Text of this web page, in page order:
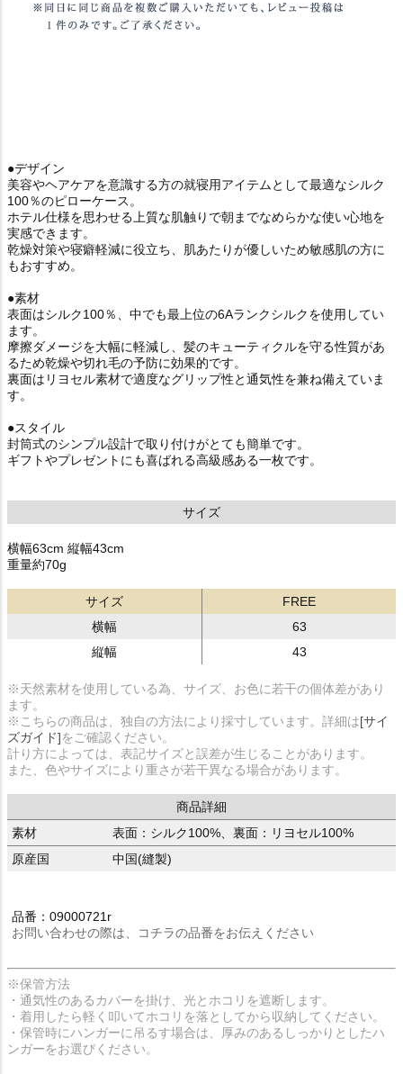
●デザイン
美容やヘアケアを意識する方の就寝用アイテムとして最適なシルク
100％のピローケース。
ホテル仕様を思わせる上質な肌触りで朝までなめらかな使い心地を
実感できます。
乾燥対策や寝癖軽減に役立ち、肌あたりが優しいため敏感肌の方に
もおすすめ。
●素材
表面はシルク100％、中でも最上位の6Aランクシルクを使用してい
ます。
摩擦ダメージを大幅に軽減し、髪のキューティクルを守る性質があ
るため乾燥や切れ毛の予防に効果的です。
裏面はリヨセル素材で適度なグリップ性と通気性を兼ね備えていま
す。
●スタイル
封筒式のシンプル設計で取り付けがとても簡単です。
ギフトやプレゼントにも喜ばれる高級感ある一枚です。
サイズ
横幅63cm 縦幅43cm
重量約70g
サイズ
FREE
横幅
63
縦幅
43
※天然素材を使用している為、サイズ、お色に若干の個体差があり
ます。
※こちらの商品は、独自の方法により採寸しています。詳細は[サイ
ズガイド]をご確認ください。
計り方によっては、表記サイズと誤差が生じることがあります。
また、色やサイズにより重さが若干異なる場合があります。
商品詳細
素材
表面：シルク100%、裏面：リヨセル100%
原産国
中国(縫製)
品番：09000721r
お問い合わせの際は、コチラの品番をお伝えください
※保管方法
・通気性のあるカバーを掛け、光とホコリを遮断します。
・着用したら軽く叩いてホコリを落としてから収納してください。
・保管時にハンガーに吊るす場合は、厚みのあるしっかりとしたハ
ンガーをお選びください。